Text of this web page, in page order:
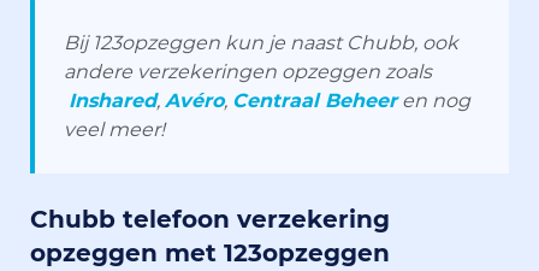
Bij 123opzeggen kun je naast Chubb, ook
andere verzekeringen opzeggen zoals
Inshared, Avéro, Centraal Beheeren nog
veel meer!
Chubb telefoon verzekering
opzeggen met 123opzeggen